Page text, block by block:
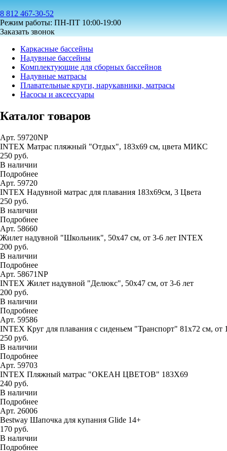
8 812 467-30-52
Режим работы: ПН-ПТ 10:00-19:00
Заказать звонок
Каркасные бассейны
Надувные бассейны
Комплектующие для сборных бассейнов
Надувные матрасы
Плавательные круги, нарукавники, матрасы
Насосы и аксессуары
Каталог товаров
Арт. 59720NP
INTEX Матрас пляжный "Отдых", 183х69 см, цвета МИКС
250 руб.
В наличии
Подробнее
Арт. 59720
INTEX Надувной матрас для плавания 183х69см, 3 Цвета
250 руб.
В наличии
Подробнее
Арт. 58660
Жилет надувной "Школьник", 50х47 см, от 3-6 лет INTEX
200 руб.
В наличии
Подробнее
Арт. 58671NP
INTEX Жилет надувной "Делюкс", 50х47 см, от 3-6 лет
200 руб.
В наличии
Подробнее
Арт. 59586
INTEX Круг для плавания с сиденьем "Транспорт" 81х72 см,
250 руб.
В наличии
Подробнее
Арт. 59703
INTEX Пляжный матрас "ОКЕАН ЦВЕТОВ" 183Х69
240 руб.
В наличии
Подробнее
Арт. 26006
Bestway Шапочка для купания Glide 14+
170 руб.
В наличии
Подробнее